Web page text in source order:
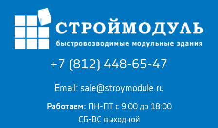
+7 (812) 448-65-47
Email: sale@stroymodule.ru
Работаем: ПН-ПТ с 9:00 до 18:00
СБ-ВС выходной